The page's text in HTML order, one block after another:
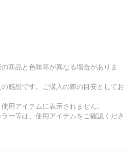
商品と色味等が異なる場合がありま
感想です。ご購入の際の目安としてお
用アイテムに表示されません。
ー等は、使用アイテムをご確認くださ